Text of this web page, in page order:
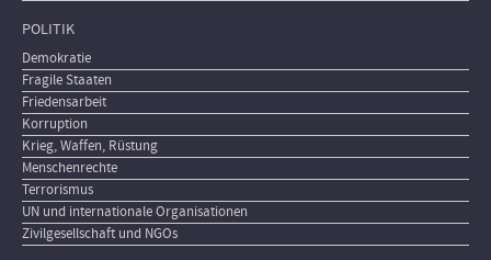
POLITIK
Demokratie
Fragile Staaten
Friedensarbeit
Korruption
Krieg, Waffen, Rüstung
Menschenrechte
Terrorismus
UN und internationale Organisationen
Zivilgesellschaft und NGOs